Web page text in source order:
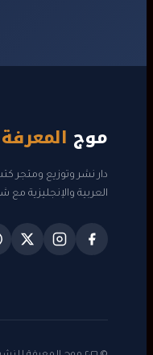
موج المعرفة
دار نشر وتوزيع ومتجر
العربية والإنجليزية